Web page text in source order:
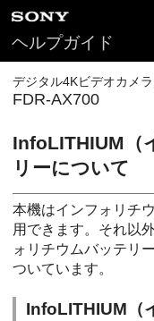
ヘルプガイド
デジタル4Kビデオカメ
FDR-AX700
InfoLITHIUM（
リーについて
本機はインフォリチ
用できます。それ以
ォリチウムバッテリ
ついています。
InfoLITHIUM（